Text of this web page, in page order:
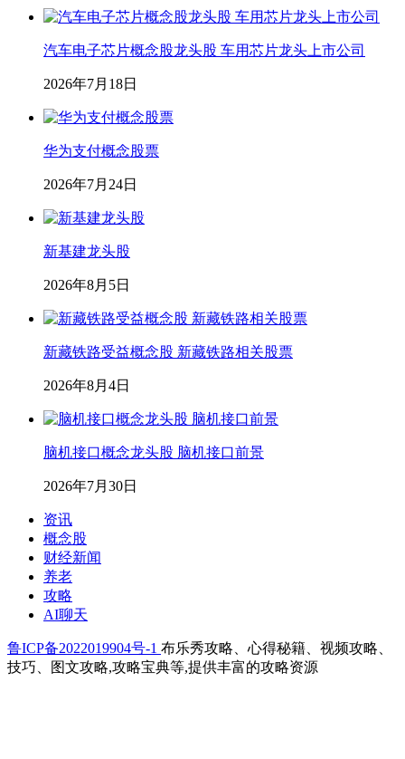
汽车电子芯片概念股龙头股 车用芯片龙头上市公司
2026年7月18日
华为支付概念股票
2026年7月24日
新基建龙头股
2026年8月5日
新藏铁路受益概念股 新藏铁路相关股票
2026年8月4日
脑机接口概念龙头股 脑机接口前景
2026年7月30日
资讯
概念股
财经新闻
养老
攻略
AI聊天
鲁ICP备2022019904号-1 布乐秀攻略、心得秘籍、视频攻略、
技巧、图文攻略,攻略宝典等,提供丰富的攻略资源